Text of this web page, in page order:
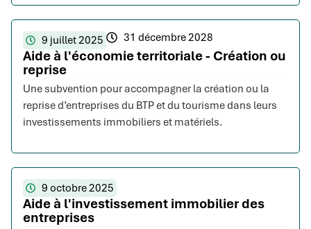
9 juillet 2025 31 décembre 2028
Aide à l'économie territoriale - Création ou
reprise
Une subvention pour accompagner la création ou la
reprise d’entreprises du BTP et du tourisme dans leurs
investissements immobiliers et matériels.
9 octobre 2025
Aide à l'investissement immobilier des
entreprises